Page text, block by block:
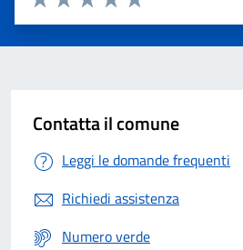
Valuta 5 stelle su 5
Valuta 4 stelle su 5
Valuta 3 stelle su 5
Valuta 2 stelle su 5
Valuta 1 stelle su 5
Contatta il comune
Leggi le domande frequenti
Richiedi assistenza
Numero verde